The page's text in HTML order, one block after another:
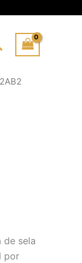
de sela
por